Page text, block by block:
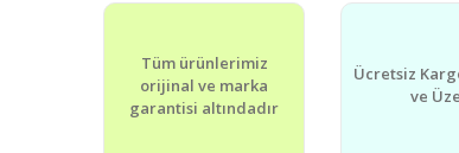
Tüm ürünlerimiz
orijinal ve marka
garantisi altındadır
Ücretsiz
ve